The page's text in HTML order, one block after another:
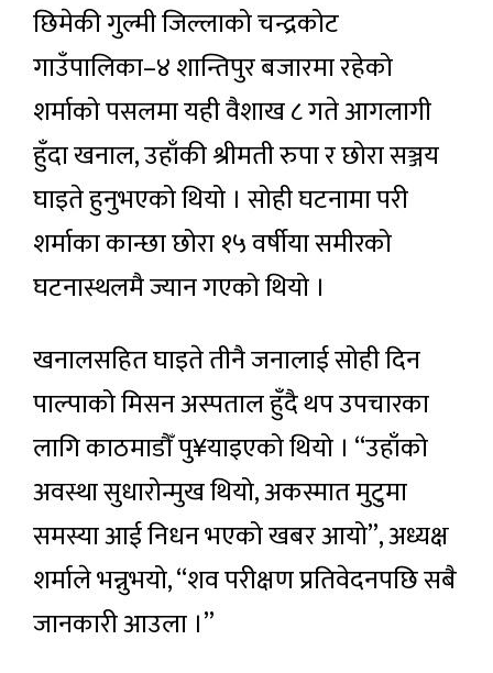
छिमेकी गुल्मी जिल्लाको चन्द्रकोट
गाउँपालिका–४ शान्तिपुर बजारमा रहेको
शर्माको पसलमा यही वैशाख ८ गते आगलागी
हुँदा खनाल, उहाँकी श्रीमती रुपा र छोरा सञ्जय
घाइते हुनुभएको थियो । सोही घटनामा परी
शर्माका कान्छा छोरा १५ वर्षीया समीरको
घटनास्थलमै ज्यान गएको थियो ।
खनालसहित घाइते तीनै जनालाई सोही दिन
पाल्पाको मिसन अस्पताल हुँदै थप उपचारका
लागि काठमाडौँ पु¥याइएको थियो । “उहाँको
अवस्था सुधारोन्मुख थियो, अकस्मात मुटुमा
समस्या आई निधन भएको खबर आयो”, अध्यक्ष
शर्माले भन्नुभयो, “शव परीक्षण प्रतिवेदनपछि सबै
जानकारी आउला ।”